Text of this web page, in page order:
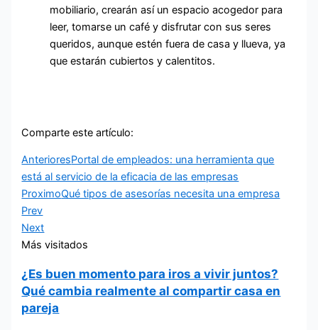
mobiliario, crearán así un espacio acogedor para
leer, tomarse un café y disfrutar con sus seres
queridos, aunque estén fuera de casa y llueva, ya
que estarán cubiertos y calentitos.
Comparte este artículo:
AnterioresPortal de empleados: una herramienta que
está al servicio de la eficacia de las empresas
ProximoQué tipos de asesorías necesita una empresa
Prev
Next
Más visitados
¿Es buen momento para iros a vivir juntos?
Qué cambia realmente al compartir casa en
pareja